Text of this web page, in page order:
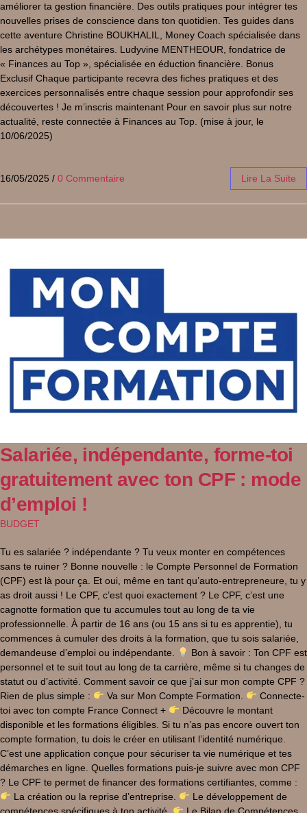
améliorer ta gestion financière. Des outils pratiques pour intégrer tes
nouvelles prises de conscience dans ton quotidien. Tes guides dans
cette aventure Christine BOUKHALIL, Money Coach spécialisée dans
les archétypes monétaires. Ludyvine MENTHEOUR, fondatrice de
« Finances au Top », spécialisée en éduction financière. Bonus
Exclusif Chaque participante recevra des fiches pratiques et des
exercices personnalisés entre chaque session pour approfondir ses
découvertes ! Je m’inscris maintenant Pour en savoir plus sur notre
actualité, reste connectée à Finances au Top. (mise à jour, le
10/06/2025)
16/05/2025 / 0 Commentaire Lire La Suite
Salariée, indépendante, forme-toi
gratuitement avec ton CPF : mode
d’emploi !
BUDGET
Tu es salariée ? indépendante ? Tu veux monter en compétences
sans te ruiner ? Bonne nouvelle : le Compte Personnel de Formation
(CPF) est là pour ça. Et oui, même en tant qu’auto-entrepreneure, tu y
as droit aussi ! Le CPF, c’est quoi exactement ? Le CPF, c’est une
cagnotte formation que tu accumules tout au long de ta vie
professionnelle. À partir de 16 ans (ou 15 ans si tu es apprentie), tu
commences à cumuler des droits à la formation, que tu sois salariée,
demandeuse d’emploi ou indépendante.
Bon à savoir : Ton CPF est
personnel et te suit tout au long de ta carrière, même si tu changes de
statut ou d’activité. Comment savoir ce que j’ai sur mon compte CPF ?
Rien de plus simple :
Va sur Mon Compte Formation.
Connecte-
toi avec ton compte France Connect +
Découvre le montant
disponible et les formations éligibles. Si tu n’as pas encore ouvert ton
compte formation, tu dois le créer en utilisant l’identité numérique.
C’est une application conçue pour sécuriser ta vie numérique et tes
démarches en ligne. Quelles formations puis-je suivre avec mon CPF
? Le CPF te permet de financer des formations certifiantes, comme :
La création ou la reprise d’entreprise.
Le développement de